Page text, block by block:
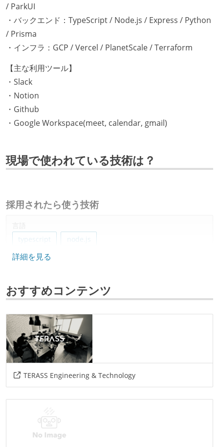
/ ParkUI
・バックエンド：TypeScript / Node.js / Express / Python
/ Prisma
・インフラ：GCP / Vercel / PlanetScale / Terraform
【主な利用ツール】
・Slack
・Notion
・Github
・Google Workspace(meet, calendar, gmail)
現場で使われている技術は？
採用されたら使う技術
言語
typescript
node.js
フレームワーク
プロジェクト管理
github
その他
docker
gcp figma
詳細を見る
おすすめコンテンツ
TERASS Engineering & Technology